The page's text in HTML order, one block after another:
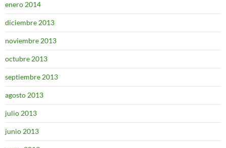
enero 2014
diciembre 2013
noviembre 2013
octubre 2013
septiembre 2013
agosto 2013
julio 2013
junio 2013